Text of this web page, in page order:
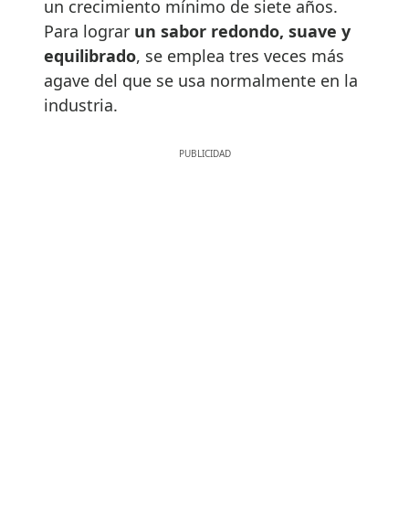
un crecimiento mínimo de siete años.
Para lograr un sabor redondo, suave y
equilibrado, se emplea tres veces más
agave del que se usa normalmente en la
industria.